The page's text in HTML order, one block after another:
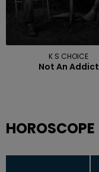
K S CHOICE
Not An Addict
HOROSCOPE